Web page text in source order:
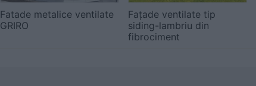
Fatade metalice ventilate
GRIRO
Fațade ventilate tip
siding-lambriu din
fibrociment